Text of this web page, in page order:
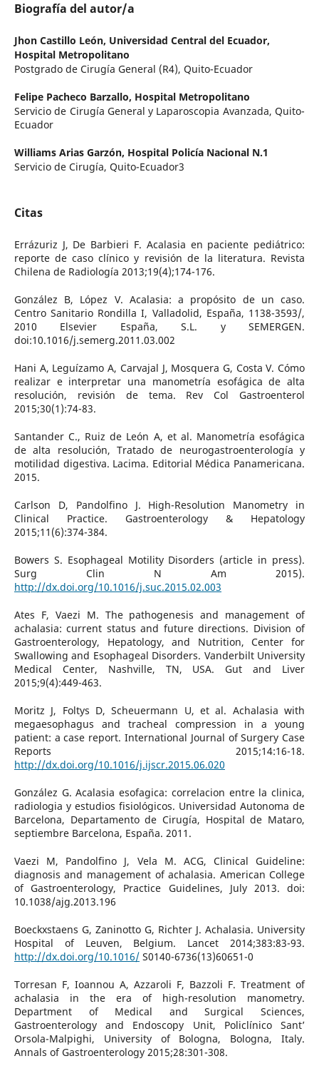
Biografía del autor/a
Jhon Castillo León, Universidad Central del Ecuador,
Hospital Metropolitano
Postgrado de Cirugía General (R4), Quito-Ecuador
Felipe Pacheco Barzallo, Hospital Metropolitano
Servicio de Cirugía General y Laparoscopia Avanzada, Quito-
Ecuador
Williams Arias Garzón, Hospital Policía Nacional N.1
Servicio de Cirugía, Quito-Ecuador3
Citas
Errázuriz J, De Barbieri F. Acalasia en paciente pediátrico:
reporte de caso clínico y revisión de la literatura. Revista
Chilena de Radiología 2013;19(4);174-176.
González B, López V. Acalasia: a propósito de un caso.
Centro Sanitario Rondilla I, Valladolid, España, 1138-3593/,
2010 Elsevier España, S.L. y SEMERGEN.
doi:10.1016/j.semerg.2011.03.002
Hani A, Leguízamo A, Carvajal J, Mosquera G, Costa V. Cómo
realizar e interpretar una manometría esofágica de alta
resolución, revisión de tema. Rev Col Gastroenterol
2015;30(1):74-83.
Santander C., Ruiz de León A, et al. Manometría esofágica
de alta resolución, Tratado de neurogastroenterología y
motilidad digestiva. Lacima. Editorial Médica Panamericana.
2015.
Carlson D, Pandolfino J. High-Resolution Manometry in
Clinical Practice. Gastroenterology & Hepatology
2015;11(6):374-384.
Bowers S. Esophageal Motility Disorders (article in press).
Surg Clin N Am 2015).
http://dx.doi.org/10.1016/j.suc.2015.02.003
Ates F, Vaezi M. The pathogenesis and management of
achalasia: current status and future directions. Division of
Gastroenterology, Hepatology, and Nutrition, Center for
Swallowing and Esophageal Disorders. Vanderbilt University
Medical Center, Nashville, TN, USA. Gut and Liver
2015;9(4):449-463.
Moritz J, Foltys D, Scheuermann U, et al. Achalasia with
megaesophagus and tracheal compression in a young
patient: a case report. International Journal of Surgery Case
Reports 2015;14:16-18.
http://dx.doi.org/10.1016/j.ijscr.2015.06.020
González G. Acalasia esofagica: correlacion entre la clinica,
radiologia y estudios fisiológicos. Universidad Autonoma de
Barcelona, Departamento de Cirugía, Hospital de Mataro,
septiembre Barcelona, España. 2011.
Vaezi M, Pandolfino J, Vela M. ACG, Clinical Guideline:
diagnosis and management of achalasia. American College
of Gastroenterology, Practice Guidelines, July 2013. doi:
10.1038/ajg.2013.196
Boeckxstaens G, Zaninotto G, Richter J. Achalasia. University
Hospital of Leuven, Belgium. Lancet 2014;383:83-93.
http://dx.doi.org/10.1016/S0140-6736(13)60651-0
Torresan F, Ioannou A, Azzaroli F, Bazzoli F. Treatment of
achalasia in the era of high-resolution manometry.
Department of Medical and Surgical Sciences,
Gastroenterology and Endoscopy Unit, Policlínico Sant’
Orsola-Malpighi, University of Bologna, Bologna, Italy.
Annals of Gastroenterology 2015;28:301-308.